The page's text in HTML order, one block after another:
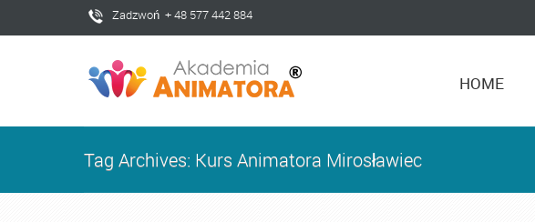
Zadzwoń + 48 577 442 884
HOME
Tag Archives: Kurs Animatora Mirosławiec